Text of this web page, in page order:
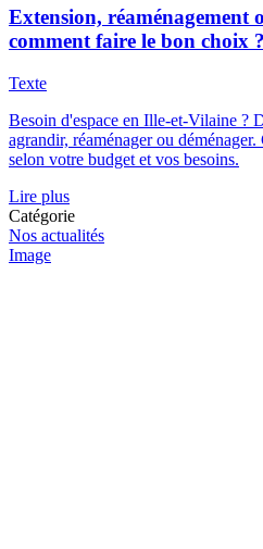
Extension, réaménagement
comment faire le bon choix ?
Texte
Besoin d'espace en Ille-et-Vilaine ?
agrandir, réaménager ou
selon votre budget et vos besoins.
Lire plus
Catégorie
Nos actualités
Image